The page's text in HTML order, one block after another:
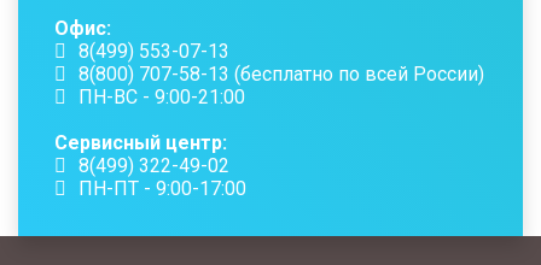
Офис:
8(499) 553-07-13
8(800) 707-58-13 (бесплатно по всей России)
ПН-ВС - 9:00-21:00
Сервисный центр:
8(499) 322-49-02
ПН-ПТ - 9:00-17:00